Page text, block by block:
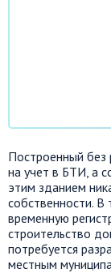
Построенный без
на учет в БТИ, а
этим зданием
собственности.
временную
строительство
потребуется
местным